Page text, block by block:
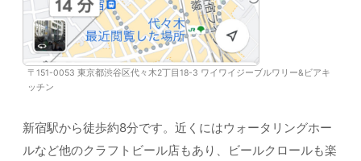
〒151-0053 東京都渋谷区代々木2丁目18-3 ワイワイジーブルワリー&ビアキ
ッチン
新宿駅から徒歩約8分です。近くにはウォータリングホー
ルなど他のクラフトビール店もあり、ビールクロールも楽